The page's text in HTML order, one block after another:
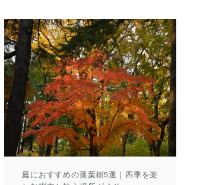
庭におすすめの落葉樹5選｜四季を楽